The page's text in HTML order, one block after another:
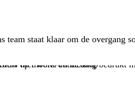
staat klaar om de overgang